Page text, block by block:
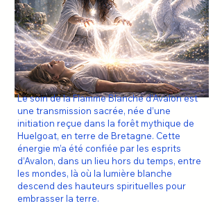
Le soin de la Flamme Blanche d’Avalon est
une transmission sacrée, née d’une
initiation reçue dans la forêt mythique de
Huelgoat, en terre de Bretagne. Cette
énergie m’a été confiée par les esprits
d’Avalon, dans un lieu hors du temps, entre
les mondes, là où la lumière blanche
descend des hauteurs spirituelles pour
embrasser la terre.